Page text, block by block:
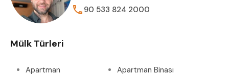
90 533 824 2000
Mülk Türleri
Apartman
Apartman Binası